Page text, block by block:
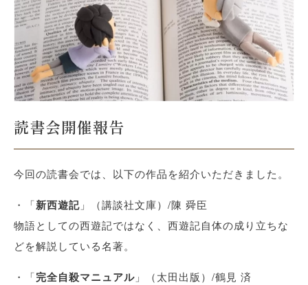
読書会開催報告
今回の読書会では、以下の作品を紹介いただきました。
・「新西遊記 」（講談社文庫）/陳 舜臣
物語としての西遊記ではなく、西遊記自体の成り立ちな
どを解説している名著。
・「完全自殺マニュアル 」（太田出版）/鶴見 済